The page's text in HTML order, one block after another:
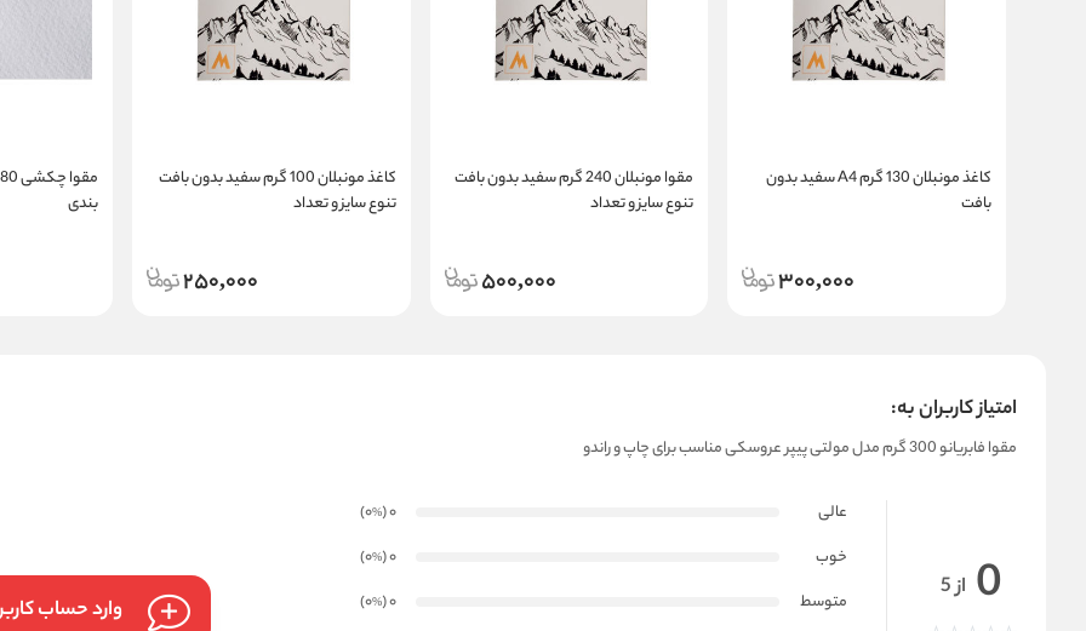
کاغذ مونبلان 130 گرم A4 سفید بدون
بافت
300,000
مقوا مونبلان 240 گرم سفید بدون بافت
تنوع سایز و تعداد
500,000
کاغذ مونبلان 100 گرم سفید بدون بافت
تنوع سایز و تعداد
250,000
بندی
امتیاز کاربران به:
مقوا فابریانو 300 گرم مدل مولتی پیپر عروسکی مناسب برای چاپ و راندو
0 از 5
عالی 0
(0
%
)
خوب
0
(0
%
)
متوسط
0
(0
%
)
وارد حساب